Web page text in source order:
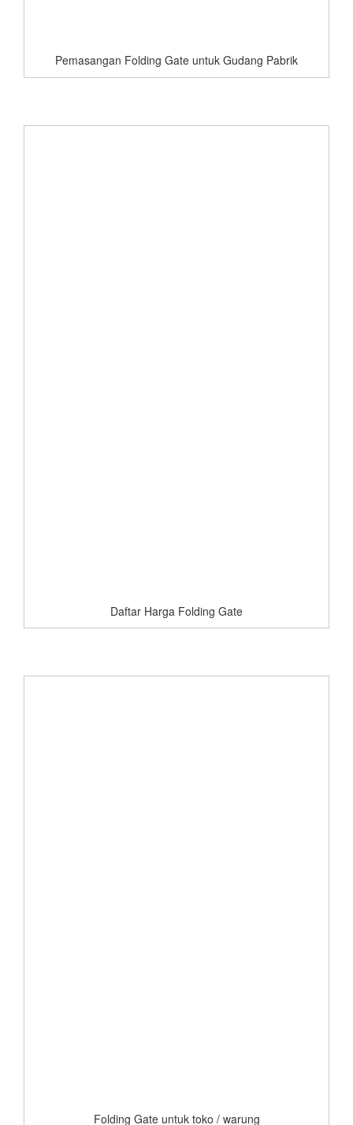
Pemasangan Folding Gate untuk Gudang Pabrik
Daftar Harga Folding Gate
Folding Gate untuk toko / warung